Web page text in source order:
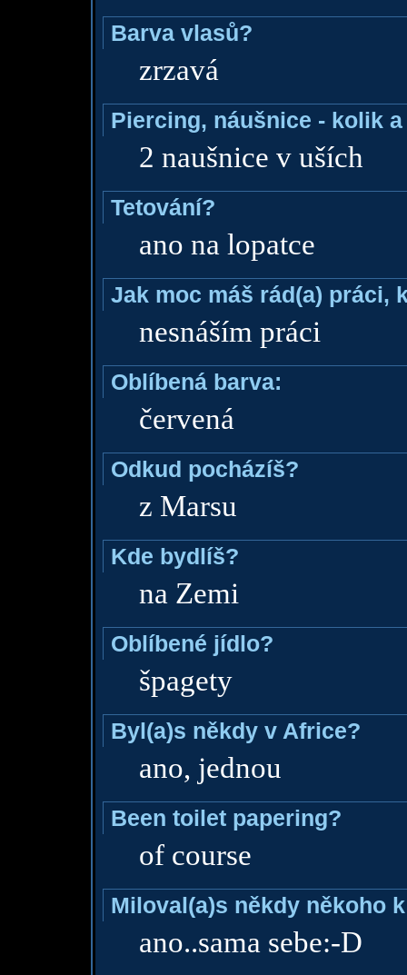
Barva vlasů?
zrzavá
Piercing, náušnice - kolik
2 naušnice v uších
Tetování?
ano na lopatce
Jak moc máš rád(a) práci,
nesnáším práci
Oblíbená barva:
červená
Odkud pocházíš?
z Marsu
Kde bydlíš?
na Zemi
Oblíbené jídlo?
špagety
Byl(a)s někdy v Africe?
ano, jednou
Been toilet papering?
of course
Miloval(a)s někdy někoho
ano..sama sebe:-D